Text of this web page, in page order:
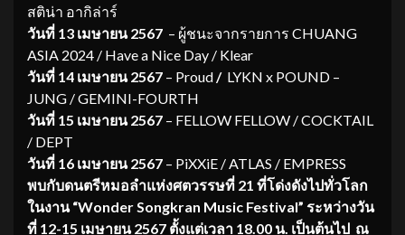
สติน่า อากิล่าร์
วันที่ 13 เมษายน 2567 – ผู้ชนะจากรายการ CHUANG
ASIA 2024 / Have a Nice Day / Klear
วันที่ 14 เมษายน 2567 – Proud / LYKN x POUND –
JUNG / GEMINI-FOURTH
วันที่ 15 เมษายน 2567 – FELLOW FELLOW / COCKTAIL
/ DEPT
วันที่ 16 เมษายน 2567 – PiXXiE / ATLAS / EMPRESS
พบกับดนตรีหมอลำแห่งศตวรรษที่ 21 ที่โด่งดังไปทั่วโลก
ในงาน “Wonder Songkran Music Festival” ระหว่างวัน
ที่ 12-15 เมษายน 2567 ตั้งแต่เวลา 18.00 น. เป็นต้นไป ณ